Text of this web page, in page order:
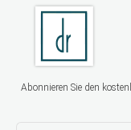
Abonnieren Sie den